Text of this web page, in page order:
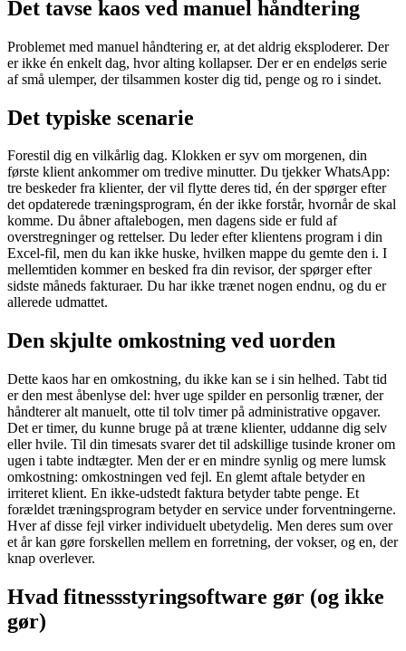
Det tavse kaos ved manuel håndtering
Problemet med manuel håndtering er, at det aldrig eksploderer. Der
er ikke én enkelt dag, hvor alting kollapser. Der er en endeløs serie
af små ulemper, der tilsammen koster dig tid, penge og ro i sindet.
Det typiske scenarie
Forestil dig en vilkårlig dag. Klokken er syv om morgenen, din
første klient ankommer om tredive minutter. Du tjekker WhatsApp:
tre beskeder fra klienter, der vil flytte deres tid, én der spørger efter
det opdaterede træningsprogram, én der ikke forstår, hvornår de skal
komme. Du åbner aftalebogen, men dagens side er fuld af
overstregninger og rettelser. Du leder efter klientens program i din
Excel-fil, men du kan ikke huske, hvilken mappe du gemte den i. I
mellemtiden kommer en besked fra din revisor, der spørger efter
sidste måneds fakturaer. Du har ikke trænet nogen endnu, og du er
allerede udmattet.
Den skjulte omkostning ved uorden
Dette kaos har en omkostning, du ikke kan se i sin helhed. Tabt tid
er den mest åbenlyse del: hver uge spilder en personlig træner, der
håndterer alt manuelt, otte til tolv timer på administrative opgaver.
Det er timer, du kunne bruge på at træne klienter, uddanne dig selv
eller hvile. Til din timesats svarer det til adskillige tusinde kroner om
ugen i tabte indtægter. Men der er en mindre synlig og mere lumsk
omkostning: omkostningen ved fejl. En glemt aftale betyder en
irriteret klient. En ikke-udstedt faktura betyder tabte penge. Et
forældet træningsprogram betyder en service under forventningerne.
Hver af disse fejl virker individuelt ubetydelig. Men deres sum over
et år kan gøre forskellen mellem en forretning, der vokser, og en, der
knap overlever.
Hvad fitnessstyringsoftware gør (og ikke
gør)